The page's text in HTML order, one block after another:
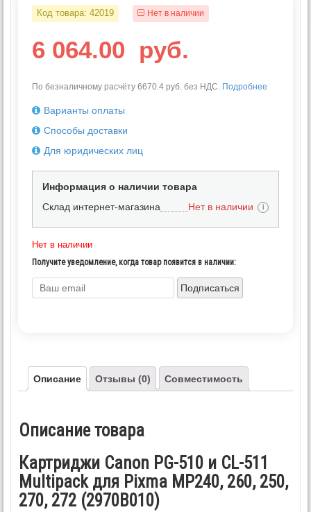
Код товара: 42019 Нет в наличии
6 064.00 руб.
По безналичному расчёту 6670.4 руб. без НДС. Подробнее
Варианты оплаты
Способы доставки
Для юридических лиц
Информация о наличии товара
Склад интернет-магазина
Нет в наличии i
Нет в наличии
Получите уведомление, когда товар появится в наличии:
Подписаться
Описание Отзывы (0) Совместимость
Описание товара
Картриджи Canon PG-510 и CL-511
Multipack для Pixma MP240, 260, 250,
270, 272 (2970B010)